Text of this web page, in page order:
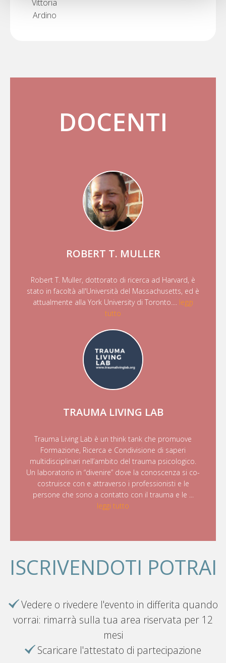
Vittoria
Ardino
DOCENTI
ROBERT T. MULLER
Robert T. Muller, dottorato di ricerca ad Harvard, è
stato in facoltà all'Università del Massachusetts, ed è
attualmente alla York University di Toronto.... leggi
tutto
TRAUMA LIVING LAB
Trauma Living Lab è un think tank che promuove
Formazione, Ricerca e Condivisione di saperi
multidisciplinari nell’ambito del trauma psicologico.
Un laboratorio in “divenire” dove la conoscenza si co-
costruisce con e attraverso i professionisti e le
persone che sono a contatto con il trauma e le ...
leggi tutto
ISCRIVENDOTI POTRAI
Vedere o rivedere l'evento in differita quando
vorrai: rimarrà sulla tua area riservata per 12
mesi
Scaricare l'attestato di partecipazione